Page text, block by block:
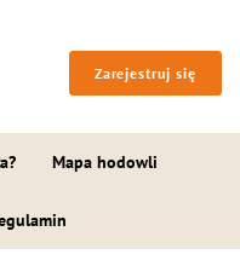
Zarejestruj się
Mapa hodowli